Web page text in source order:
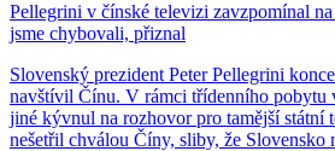
Pellegrini v čínské televizi zavzpomínal
jsme chybovali, přiznal
Slovenský prezident Peter Pellegrini
navštívil Čínu. V rámci třídenního pobytu
jiné kývnul na rozhovor pro tamější
nešetřil chválou Číny, sliby, že Slovensko